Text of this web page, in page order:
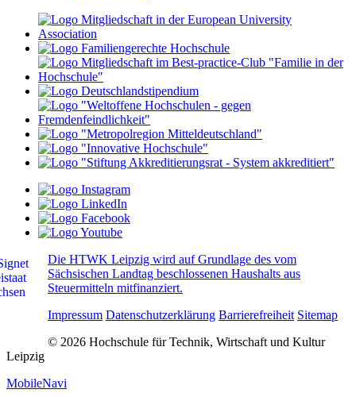
Die HTWK Leipzig wird auf Grundlage des vom
Sächsischen Landtag beschlossenen Haushalts aus
Steuermitteln mitfinanziert.
Impressum Datenschutzerklärung Barrierefreiheit Sitemap
© 2026 Hochschule für Technik, Wirtschaft und Kultur
Leipzig
MobileNavi